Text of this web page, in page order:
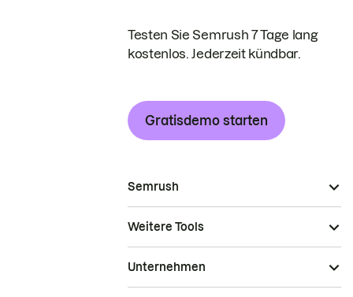
Testen Sie Semrush 7 Tage lang
kostenlos. Jederzeit kündbar.
Gratisdemo starten
Semrush
Weitere Tools
Unternehmen